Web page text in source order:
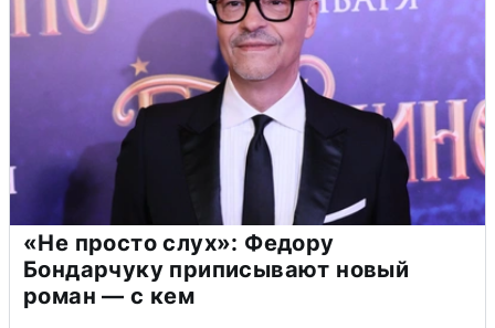
«Не просто слух»: Федору
Бондарчуку приписывают новый
роман — с кем